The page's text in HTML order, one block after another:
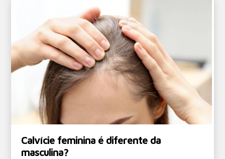
Calvície feminina é diferente da
masculina?